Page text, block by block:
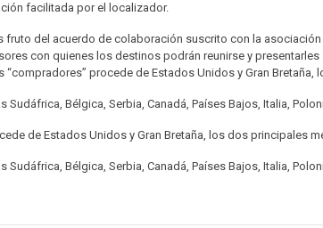
facilitada por el localizador.
del acuerdo de colaboración suscrito con la
con quienes los destinos podrán reunirse y
“compradores” procede de Estados Unidos y Gran
Bélgica, Serbia, Canadá, Países Bajos, Italia,
de Estados Unidos y Gran Bretaña, los dos principales
Bélgica, Serbia, Canadá, Países Bajos, Italia,